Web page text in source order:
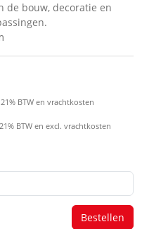
de bouw, decoratie en
21% BTW en vrachtkosten
BTW en excl. vrachtkosten